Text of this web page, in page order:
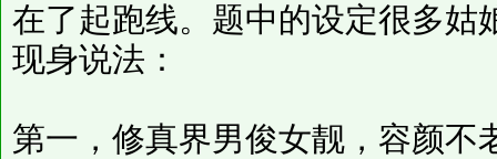
在了起跑线。题中的设定很多姑
现身说法：
第一，修真界男俊女靓，容颜不